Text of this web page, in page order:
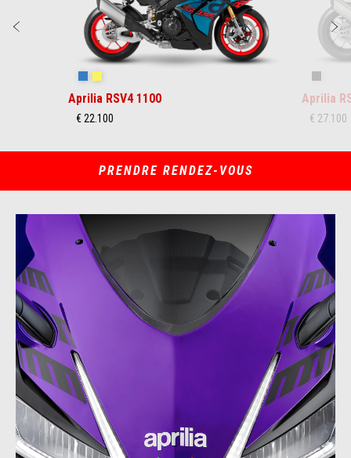
Aprilia RSV4 1100
€ 22.100
Aprilia
€ 27.100
PRENDRE RENDEZ-VOUS